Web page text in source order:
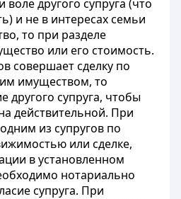
другого супруга (что
и не в интересах семьи
то при разделе
или его стоимость.
совершает сделку по
имуществом, то
другого супруга, чтобы
действительной. При
из супругов по
или сделке,
в установленном
нотариально
супруга. При